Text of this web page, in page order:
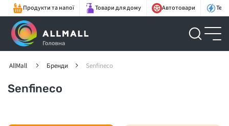
Продукти та напої Товари для дому Автотовари
AllMall Бренди Senfineco
Senfineco